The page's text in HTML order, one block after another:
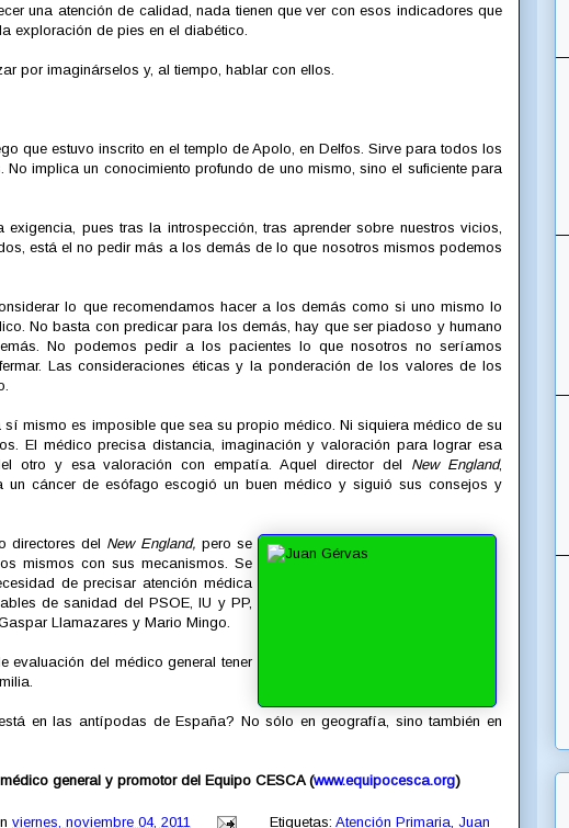
una atención de calidad, nada tienen que ver con esos indicadores que
exploración de pies en el diabético.
por imaginárselos y, al tiempo, hablar con ellos.
que estuvo inscrito en el templo de Apolo, en Delfos. Sirve para todos los
implica un conocimiento profundo de uno mismo, sino el suficiente para
pues tras la introspección, tras aprender sobre nuestros vicios,
está el no pedir más a los demás de lo que nosotros mismos podemos
lo que recomendamos hacer a los demás como si uno mismo lo
No basta con predicar para los demás, hay que ser piadoso y humano
No podemos pedir a los pacientes lo que nosotros no seríamos
Las consideraciones éticas y la ponderación de los valores de los
mismo es imposible que sea su propio médico. Ni siquiera médico de su
El médico precisa distancia, imaginación y valoración para lograr esa
otro y esa valoración con empatía. Aquel director del New England,
un cáncer de esófago escogió un buen médico y siguió sus consejos y
directores del New England, pero se
mismos con sus mecanismos. Se
de precisar atención médica
de sanidad del PSOE, IU y PP,
Llamazares y Mario Mingo.
evaluación del médico general tener
en las antípodas de España? No sólo en geografía, sino también en
general y promotor del Equipo CESCA (www.equipocesca.org)
viernes, noviembre 04, 2011 Etiquetas: Atención Primaria, Juan